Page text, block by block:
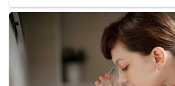
Penyakit AFB berasal dari AS dan
ke seluruh dunia. Menurut Dalan
penemuan itu boleh digunakan untuk
penyakit lain .